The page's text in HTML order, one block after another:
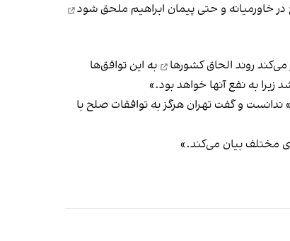
خاورمیانه و حتی پیمان ابراهیم ملحق شود
می‌کند روند الحاق کشورها
به این توافق‌ها
زیرا به نفع آنها خواهد بود.»
ندانست و گفت تهران هرگز به توافقات صلح با